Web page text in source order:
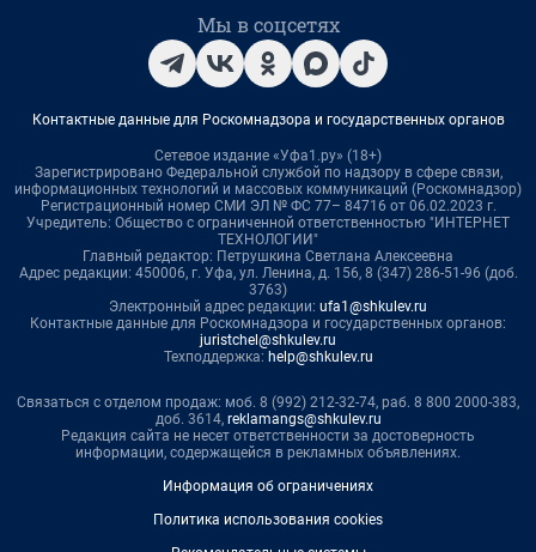
Мы в соцсетях
Контактные данные для Роскомнадзора и государственных органов
Сетевое издание «Уфа1.ру» (18+)
Зарегистрировано Федеральной службой по надзору в сфере связи,
информационных технологий и массовых коммуникаций (Роскомнадзор)
Регистрационный номер СМИ ЭЛ № ФС 77– 84716 от 06.02.2023 г.
Учредитель: Общество с ограниченной ответственностью "ИНТЕРНЕТ
ТЕХНОЛОГИИ"
Главный редактор: Петрушкина Светлана Алексеевна
Адрес редакции: 450006, г. Уфа, ул. Ленина, д. 156, 8 (347) 286-51-96 (доб.
3763)
Электронный адрес редакции: ufa1@shkulev.ru
Контактные данные для Роскомнадзора и государственных органов:
juristchel@shkulev.ru
Техподдержка: help@shkulev.ru
Связаться с отделом продаж: моб. 8 (992) 212-32-74, раб. 8 800 2000-383,
доб. 3614, reklamangs@shkulev.ru
Редакция сайта не несет ответственности за достоверность
информации, содержащейся в рекламных объявлениях.
Информация об ограничениях
Политика использования cookies